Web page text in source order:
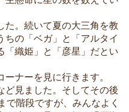
た。続いて夏の大三角を教
ちの「ベガ」と「アルタイ
「織姫」と「彦星」だとい
ナーを見に行きます。
ど見ました。そしてその後
で階段ですが、みんなよく